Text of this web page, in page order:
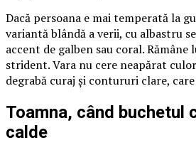
Dacă persoana e mai temperată la
variantă blândă a verii, cu albastru
accent de galben sau coral. Rămâne
strident. Vara nu cere neapărat
degrabă curaj și contururi clare,
Toamna, când buchetul
calde